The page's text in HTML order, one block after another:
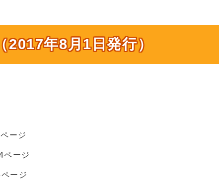
年8月1日発行）
ジ
ジ
ジ